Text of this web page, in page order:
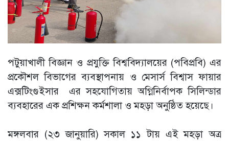
পটুয়াখালী বিজ্ঞান ও প্রযুক্তি বিশ্ববিদ্যালয়ের (পবিপ্রবি) এর
প্রকৌশল বিভাগের ব্যবস্থাপনায় ও মেসার্স বিশ্বাস ফায়ার
এক্সটিংগুইসার এর সহযোগিতায় অগ্নিনির্বাপক সিলিন্ডার
ব্যবহারের এক প্রশিক্ষন কর্মশালা ও মহড়া অনুষ্ঠিত হয়েছে।
মঙ্গলবার (২৩ জানুয়ারি) সকাল ১১ টায় এই মহড়া অত্র